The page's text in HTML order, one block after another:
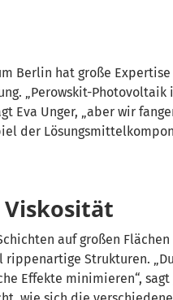
Berlin hat große
„Perowskit-Photovoltaik
Eva Unger, „aber wir
der
auf großen Flächen
Strukturen.
Effekte minimieren“, sagt